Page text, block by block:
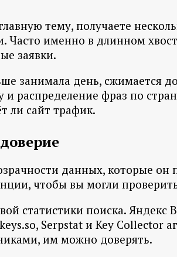
тему, получаете
Часто именно в длинном
заявки.
занимала день, сжимается
и распределение фраз по
ли сайт трафик.
данных, которые
чтобы вы могли
статистики поиска. Яндекс
Serpstat и Key Collector
им можно доверять.